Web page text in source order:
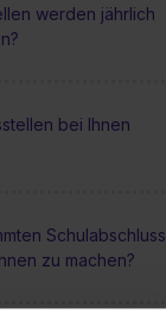
werden jährlich
bei Ihnen
Schulabschluss,
zu machen?